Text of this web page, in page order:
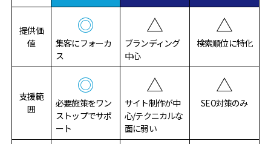
提供価
値
◎
集客にフォーカ
ス
△
ブランディング
中心
△
検索順位に特化
支援範
囲
◎
必要施策をワン
ストップでサポ
ート
△
サイト制作が中
心/テクニカルな
面に弱い
△
SEO対策のみ